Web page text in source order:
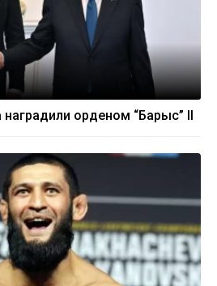
орденом “Барыс” II